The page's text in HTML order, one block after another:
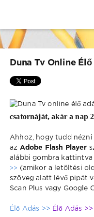
Duna Tv Online
csatornáját, akár a nap
Ahhoz, hogy tudd nézni
az Adobe Flash Player
alábbi gombra
>>
(amikor a letöltési
szöveg alatt lévő pipát
Scan Plus vagy Google
Élő Adás >> Élő Adás >>